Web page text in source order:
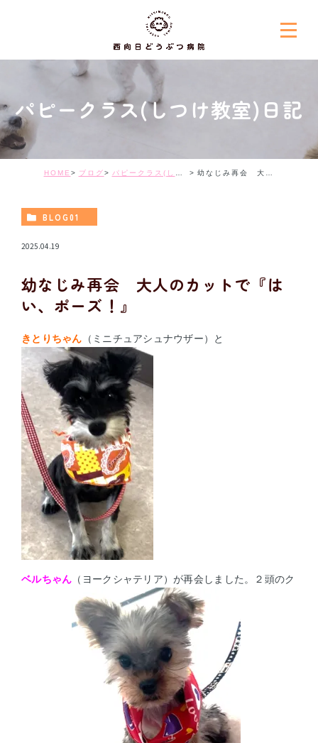
パピークラス(しつけ教室)日記
HOME ブログ パピークラス(しつけ教室)日記 幼なじみ再会 大人のカットで『はい、ポーズ！』
BLOG01
2025.04.19
幼なじみ再会 大人のカットで『は
い、ポーズ！』
きとりちゃん （ミニチュアシュナウザー）と
ベルちゃん （ヨークシャテリア）が再会しました。２頭のク